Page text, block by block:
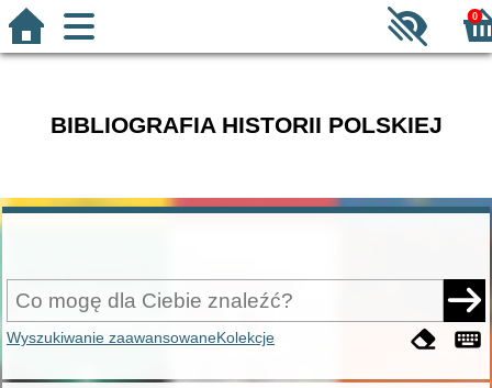
0
BIBLIOGRAFIA HISTORII POLSKIEJ
Wyszukiwanie zaawansowaneKolekcje